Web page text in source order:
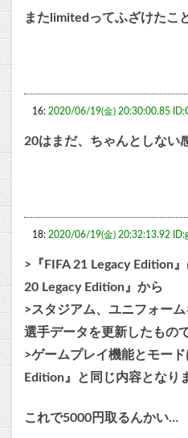
またlimitedってふざけたこ
16: 2020/06/19(金) 20:30:00.85
20はまだ、ちゃんとしない
18: 2020/06/19(金) 20:32:13.92
>『FIFA 21 Legacy Edition
20 Legacy Edition』から
>スタジアム、ユニフォーム
選手データを更新したもの
>ゲームプレイ機能とモー
Edition』と同じ内容となり
これで5000円取るんかい…